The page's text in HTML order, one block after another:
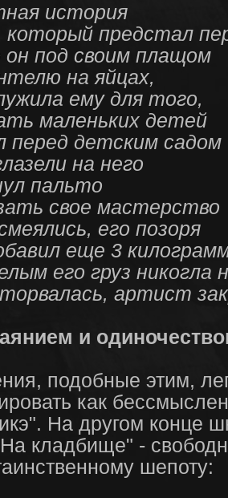
история
предстал
под своим плащом
на яйцах,
ему для того,
маленьких детей
перед детским садом
на него
пальто
свое мастерство
его позоря
еще 3
его груз никогла
артист
и
подобные этим,
как
На другом конце
кладбище" -
шепоту: